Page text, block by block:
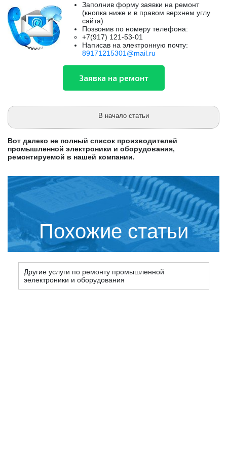
Заполнив форму заявки на ремонт
(кнопка ниже и в правом верхнем углу
сайта)
Позвонив по номеру телефона:
+7(917) 121-53-01
Написав на электронную почту:
89171215301@mail.ru
В начало статьи
Вот далеко не полный список производителей
промышленной электроники и оборудования,
ремонтируемой в нашей компании.
Похожие статьи
Другие услуги по ремонту промышленной
эелектроники и оборудования